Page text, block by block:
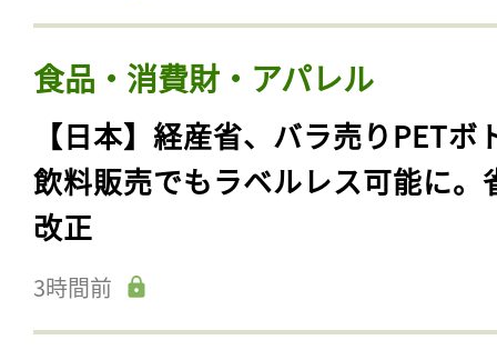
食品・消費財・アパレル
【日本】経産省、バラ売りPETボ
飲料販売でもラベルレス可能に。
改正
3時間前